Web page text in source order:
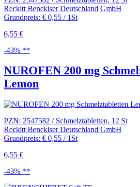
Reckitt Benckiser Deutschland GmbH
Grundpreis: € 0,55 / 1St
6,55 €
-43% **
NUROFEN 200 mg
Lemon
PZN: 2547582 / Schmelztabletten, 12 St
Reckitt Benckiser Deutschland GmbH
Grundpreis: € 0,55 / 1St
6,55 €
-43% **